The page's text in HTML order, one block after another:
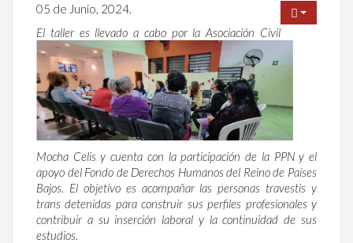
05 de Junio, 2024.
El taller es llevado a cabo por la Asociación Civil
Mocha Celis y cuenta con la participación de la PPN y el
apoyo del Fondo de Derechos Humanos del Reino de Países
Bajos. El objetivo es acompañar las personas travestis y
trans detenidas para construir sus perfiles profesionales y
contribuir a su inserción laboral y la continuidad de sus
estudios.